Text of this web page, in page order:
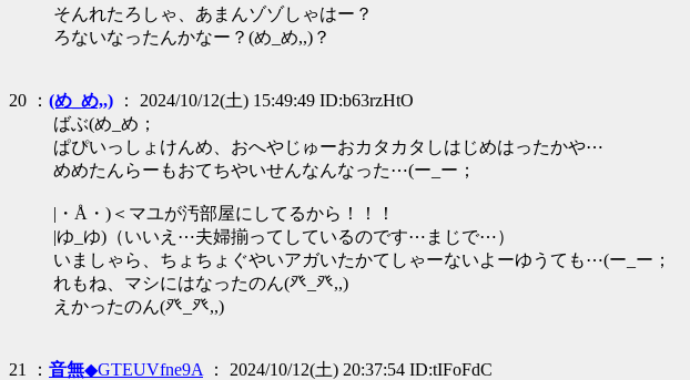
そんれたろしゃ、あまんゾゾしゃはー？
ろないなったんかなー？(め_め,,)？
20 ： (め_め,,) ： 2024/10/12(土) 15:49:49 ID:b63rzHtO
ばぶ(め_め；
ぱぴいっしょけんめ、おへやじゅーおカタカタしはじめはったかや⋯
めめたんらーもおてちやいせんなんなった⋯(ー_ー；
|・Å・)＜マユが汚部屋にしてるから！！！
|ゆ_ゆ)（いいえ⋯夫婦揃ってしているのです⋯まじで⋯）
いましゃら、ちょちょぐやいアガいたかてしゃーないよーゆうても⋯(ー_ー；
れもね、マシにはなったのん(癶_癶,,)
えかったのん(癶_癶,,)
21 ： 音無◆GTEUVfne9A ： 2024/10/12(土) 20:37:54 ID:tIFoFdC